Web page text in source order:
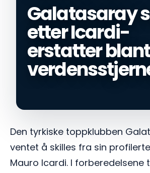
Galatasaray
etter Icardi-
erstatter
Den tyrkiske toppklubben
ventet å skilles fra sin
Mauro Icardi. I forberedelsene